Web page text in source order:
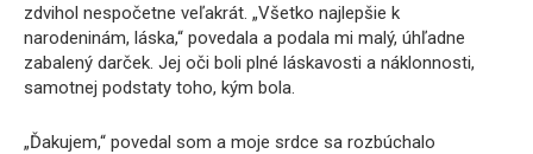
zdvihol nespočetne veľakrát. „Všetko najlepšie k
narodeninám, láska,“ povedala a podala mi malý, úhľadne
zabalený darček. Jej oči boli plné láskavosti a náklonnosti,
samotnej podstaty toho, kým bola.
„Ďakujem,“ povedal som a moje srdce sa rozbúchalo